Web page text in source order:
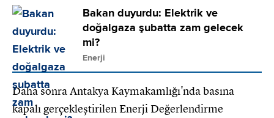
Bakan duyurdu: Elektrik ve
doğalgaza şubatta zam gelecek
mi?
Enerji
Daha sonra Antakya Kaymakamlığı'nda basına
kapalı gerçekleştirilen Enerji Değerlendirme